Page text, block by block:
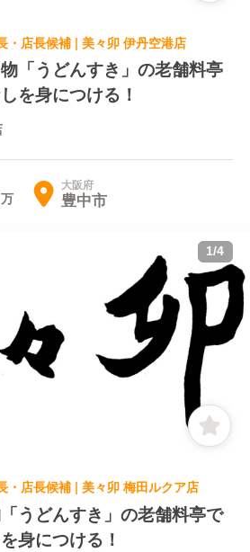
・店長候補 | 美々卯 伊丹空港店
物「うどんすき」の老舗料亭
を身につける！
大阪府
豊中市
1/4
・店長候補 | 美々卯 梅田ルクア店
「うどんすき」の老舗料亭で
身につける！